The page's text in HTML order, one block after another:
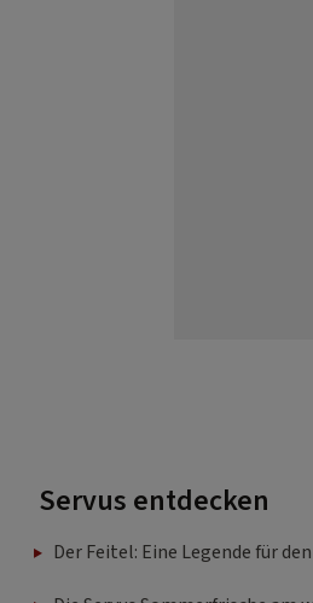
Servus entdecken
Der Feitel: Eine Legende für